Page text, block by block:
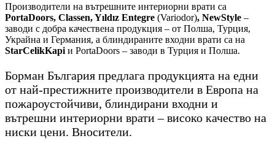
Производители на вътрешните интериорни врати са
PortaDoors, Classen, Yıldız Entegre (Variodor), NewStyle –
заводи с добра качествена продукция – от Полша, Турция,
Украйна и Германия, а блиндираните входни врати са на
StarCelikKapi и PortaDoors – заводи в Турция и Полша.
Борман България предлага продукцията на едни
от най-престижните производители в Европа на
пожароустойчиви, блиндирани входни и
вътрешни интериорни врати – високо качество на
ниски цени. Вносители.